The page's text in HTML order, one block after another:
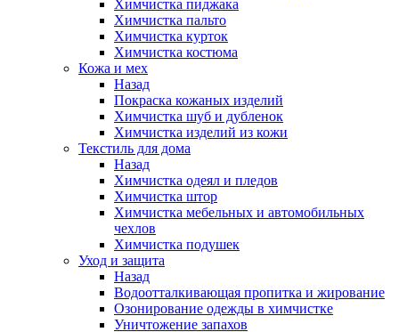
Химчистка пиджака
Химчистка пальто
Химчистка курток
Химчистка костюма
Кожа и мех
Назад
Покраска кожаных изделий
Химчистка шуб и дубленок
Химчистка изделий из кожи
Текстиль для дома
Назад
Химчистка одеял и пледов
Химчистка штор
Химчистка мебельных и автомобильных
чехлов
Химчистка подушек
Уход и защита
Назад
Водоотталкивающая пропитка и жирование
Озонирование одежды в химчистке
Уничтожение запахов